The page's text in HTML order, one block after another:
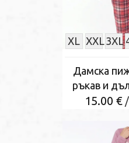
XL XXL3XL
Дамска
ръкав и
15.00 €/